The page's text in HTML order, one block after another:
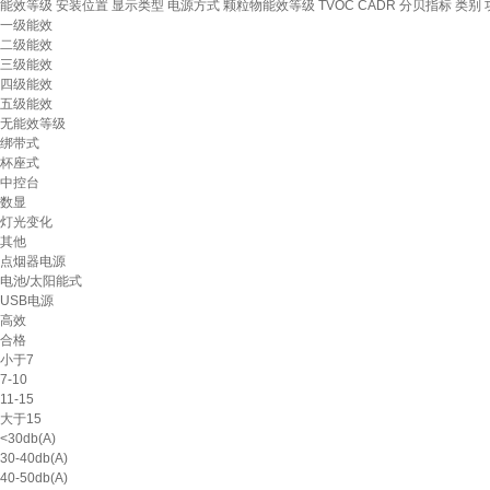
能效等级 安装位置 显示类型 电源方式 颗粒物能效等级 TVOC CADR 分贝指标 类别
一级能效
二级能效
三级能效
四级能效
五级能效
无能效等级
绑带式
杯座式
中控台
数显
灯光变化
其他
点烟器电源
电池/太阳能式
USB电源
高效
合格
小于7
7-10
11-15
大于15
<30db(A)
30-40db(A)
40-50db(A)